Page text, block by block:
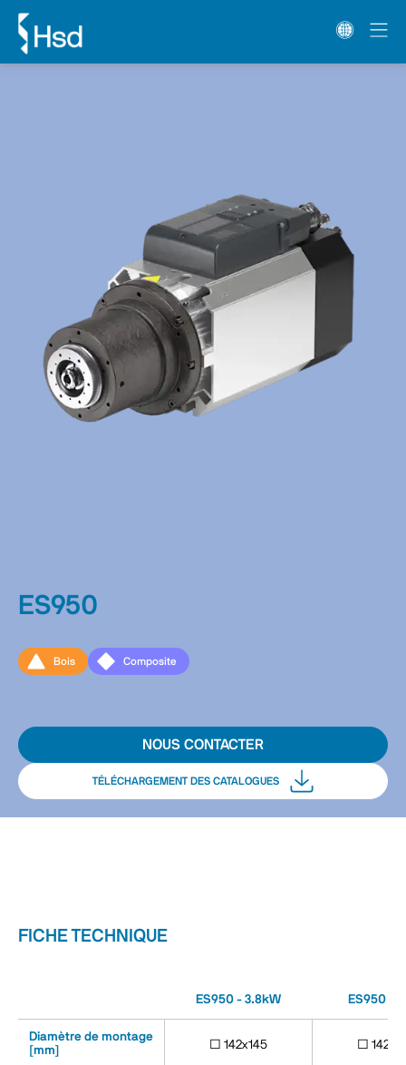
ES950
Bois Composite
NOUS CONTACTER
TÉLÉCHARGEMENT DES CATALOGUES
FICHE TECHNIQUE
ES950 - 3.8kW ES950 -
Diamètre de montage
[mm]
□ 142x145 □